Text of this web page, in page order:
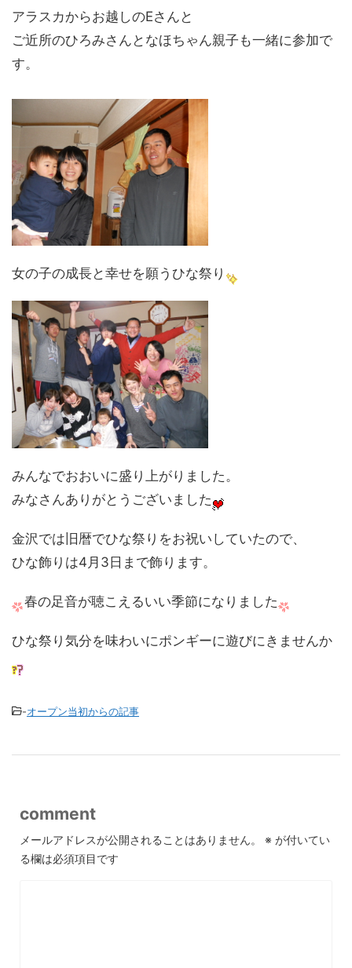
アラスカからお越しのEさんと
ご近所のひろみさんとなほちゃん親子も一緒に参加で
す。
女の子の成長と幸せを願うひな祭り
みんなでおおいに盛り上がりました。
みなさんありがとうございました
金沢では旧暦でひな祭りをお祝いしていたので、
ひな飾りは4月3日まで飾ります。
春の足音が聴こえるいい季節になりました
ひな祭り気分を味わいにポンギーに遊びにきませんか
-オープン当初からの記事
comment
メールアドレスが公開されることはありません。 ※ が付いてい
る欄は必須項目です